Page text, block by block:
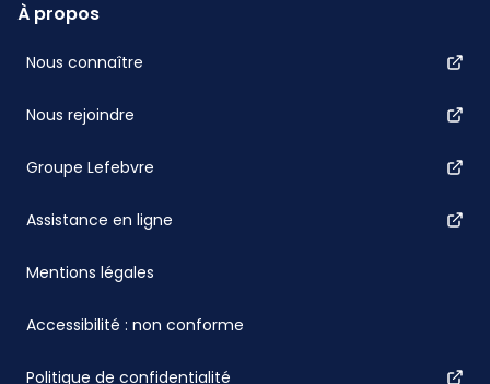
À propos
Nous connaître
Nous rejoindre
Groupe Lefebvre
Assistance en ligne
Mentions légales
Accessibilité : non conforme
Politique de confidentialité